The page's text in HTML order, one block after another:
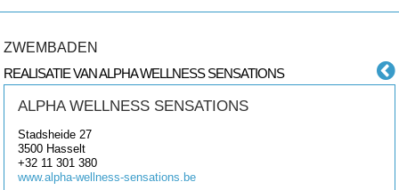
ZWEMBADEN
REALISATIE VAN ALPHA WELLNESS SENSATIONS
ALPHA WELLNESS SENSATIONS
Stadsheide 27
3500 Hasselt
+32 11 301 380
www.alpha-wellness-sensations.be